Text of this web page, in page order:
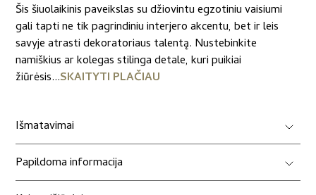
Šis šiuolaikinis paveikslas su džiovintu egzotiniu vaisiumi
gali tapti ne tik pagrindiniu interjero akcentu, bet ir leis
savyje atrasti dekoratoriaus talentą. Nustebinkite
namiškius ar kolegas stilinga detale, kuri puikiai
žiūrėsis...SKAITYTI PLAČIAU
Išmatavimai
Papildoma informacija